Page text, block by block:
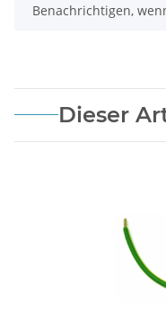
Benachrichtigen,
Dieser